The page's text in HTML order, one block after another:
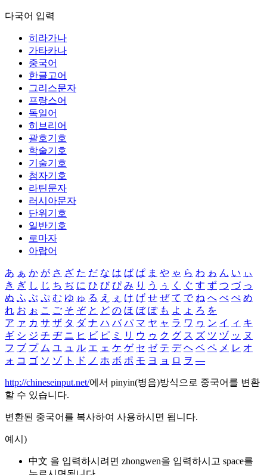
다국어 입력
히라가나
가타카나
중국어
한글고어
그리스문자
프랑스어
독일어
히브리어
괄호기호
학술기호
기술기호
첨자기호
라틴문자
러시아문자
단위기호
일반기호
로마자
아랍어
あ ぁ か が さ ざ た だ な は ば ぱ ま や ゃ ら わ ゎ ん い ぃ
き ぎ し じ ち ぢ に ひ び ぴ み り う ぅ く ぐ す ず つ づ っ
ぬ ふ ぶ ぷ む ゆ ゅ る え ぇ け げ せ ぜ て で ね へ べ ぺ め
れ お ぉ こ ご そ ぞ と ど の ほ ぼ ぽ も よ ょ ろ を
ア ァ カ サ ザ タ ダ ナ ハ バ パ マ ヤ ャ ラ ワ ヮ ン イ ィ キ
ギ シ ジ チ ヂ ニ ヒ ビ ピ ミ リ ウ ゥ ク グ ス ズ ツ ヅ ッ ヌ
フ ブ プ ム ユ ュ ル エ ェ ケ ゲ セ ゼ テ デ ヘ ベ ペ メ レ オ
ォ コ ゴ ソ ゾ ト ド ノ ホ ボ ポ モ ヨ ョ ロ ヲ ―
http://chineseinput.net/에서 pinyin(병음)방식으로 중국어를 변환
할 수 있습니다.
변환된 중국어를 복사하여 사용하시면 됩니다.
예시)
中文 을 입력하시려면 zhongwen을 입력하시고 space를